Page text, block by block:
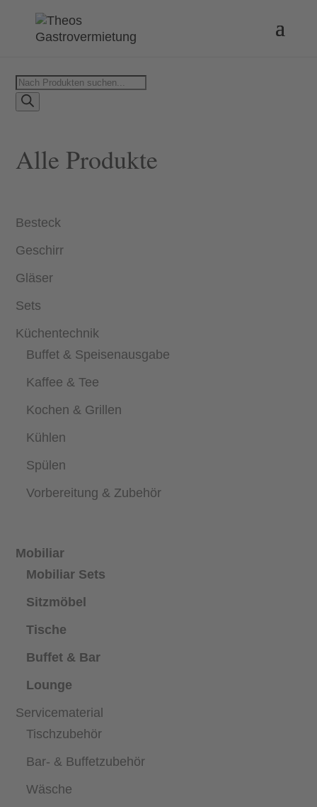
Products
search
Alle Produkte
Besteck
Geschirr
Gläser
Sets
Küchentechnik
Buffet & Speisenausgabe
Kaffee & Tee
Kochen & Grillen
Kühlen
Spülen
Vorbereitung & Zubehör
Mobiliar
Mobiliar Sets
Sitzmöbel
Tische
Buffet & Bar
Lounge
Servicematerial
Tischzubehör
Bar- & Buffetzubehör
Wäsche